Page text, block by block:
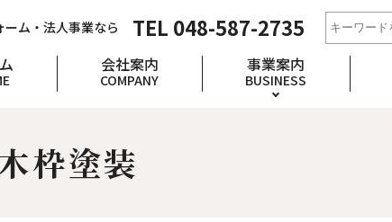
会社案内
COMPANY
事業案内
BUSINESS
ム・法人事業なら TEL 048-587-2735
枠塗装